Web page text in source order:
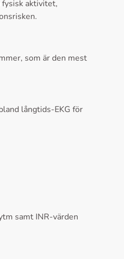
aktivitet,
som är den mest
långtids-EKG för
samt INR-värden